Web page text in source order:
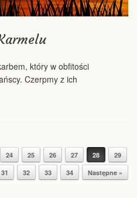
który w obfitości
Czerpmy z ich
24 25 26 27 28
29
31 32 33 34 Następne »